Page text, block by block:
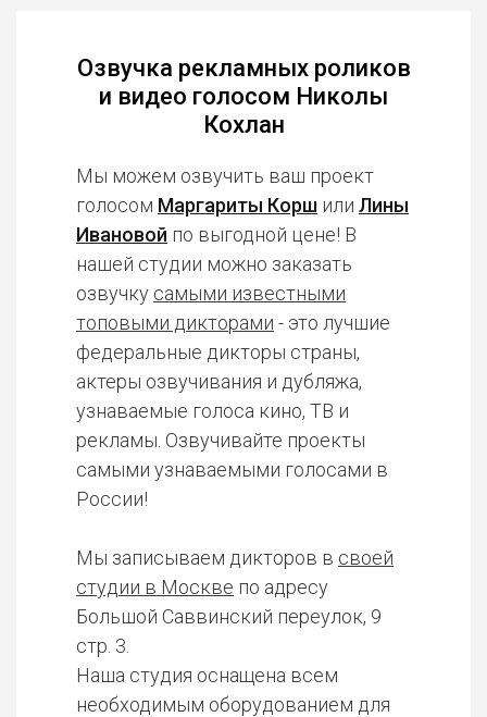
Озвучка рекламных роликов
и видео голосом Николы
Кохлан
Мы можем озвучить ваш проект
голосом Маргариты Корш или Лины
Ивановой по выгодной цене! В
нашей студии можно заказать
озвучку самыми известными
топовыми дикторами - это лучшие
федеральные дикторы страны,
актеры озвучивания и дубляжа,
узнаваемые голоса кино, ТВ и
рекламы. Озвучивайте проекты
самыми узнаваемыми голосами в
России!
Мы записываем дикторов в своей
студии в Москве по адресу
Большой Саввинский переулок, 9
стр. 3.
Наша студия оснащена всем
необходимым оборудованием для